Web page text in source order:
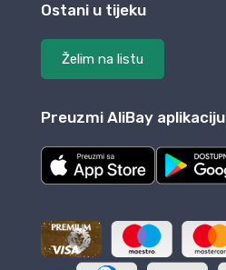
Ostani u tijeku
Želim na listu
Preuzmi AliBay aplikaciju